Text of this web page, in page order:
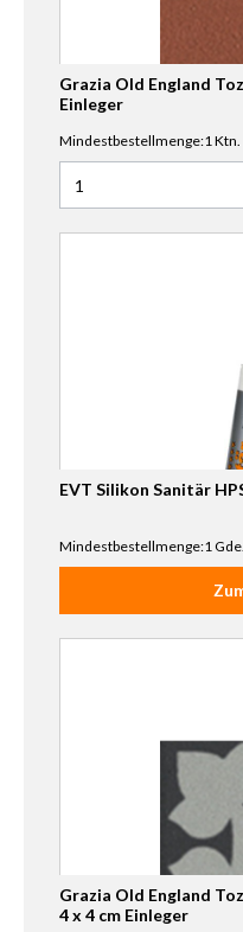
Grazia Old England
Einleger
Mindestbestellmenge:1 Ktn.
Anzahl für Grazia
EVT Silikon Sanitär
Mindestbestellmenge:1 Gde.
Grazia Old England
4 x 4 cm Einleger